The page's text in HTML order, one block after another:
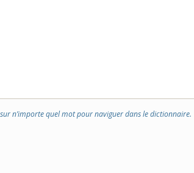
n’importe quel mot pour naviguer dans le dictionnaire.